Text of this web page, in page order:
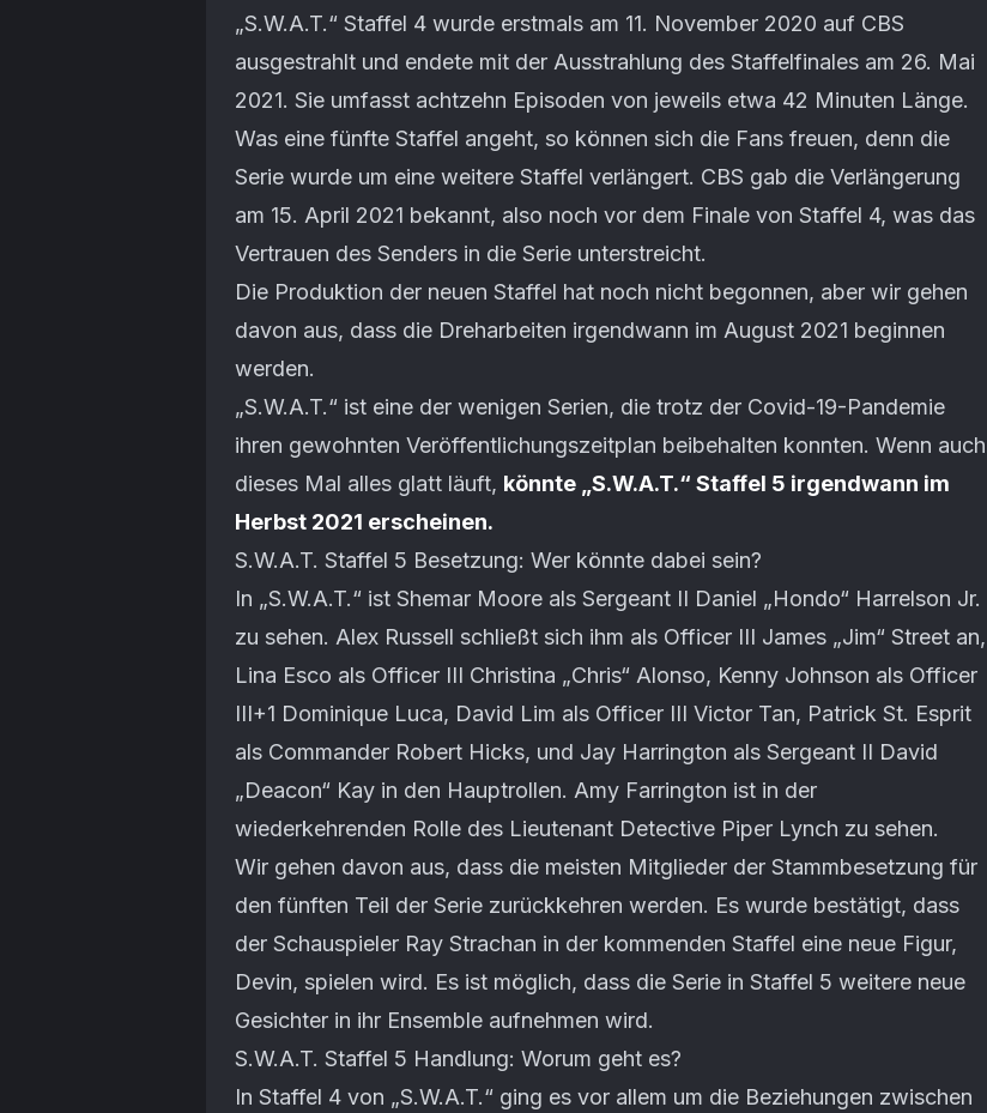
„S.W.A.T.“ Staffel 4 wurde erstmals am 11. November 2020 auf CBS
ausgestrahlt und endete mit der Ausstrahlung des Staffelfinales am 26. Mai
2021. Sie umfasst achtzehn Episoden von jeweils etwa 42 Minuten Länge.
Was eine fünfte Staffel angeht, so können sich die Fans freuen, denn die
Serie wurde um eine weitere Staffel verlängert. CBS gab die Verlängerung
am 15. April 2021 bekannt, also noch vor dem Finale von Staffel 4, was das
Vertrauen des Senders in die Serie unterstreicht.
Die Produktion der neuen Staffel hat noch nicht begonnen, aber wir gehen
davon aus, dass die Dreharbeiten irgendwann im August 2021 beginnen
werden.
„S.W.A.T.“ ist eine der wenigen Serien, die trotz der Covid-19-Pandemie
ihren gewohnten Veröffentlichungszeitplan beibehalten konnten. Wenn auch
dieses Mal alles glatt läuft, könnte „S.W.A.T.“ Staffel 5 irgendwann im
Herbst 2021 erscheinen.
S.W.A.T. Staffel 5 Besetzung: Wer könnte dabei sein?
In „S.W.A.T.“ ist Shemar Moore als Sergeant II Daniel „Hondo“ Harrelson Jr.
zu sehen. Alex Russell schließt sich ihm als Officer III James „Jim“ Street an,
Lina Esco als Officer III Christina „Chris“ Alonso, Kenny Johnson als Officer
III+1 Dominique Luca, David Lim als Officer III Victor Tan, Patrick St. Esprit
als Commander Robert Hicks, und Jay Harrington als Sergeant II David
„Deacon“ Kay in den Hauptrollen. Amy Farrington ist in der
wiederkehrenden Rolle des Lieutenant Detective Piper Lynch zu sehen.
Wir gehen davon aus, dass die meisten Mitglieder der Stammbesetzung für
den fünften Teil der Serie zurückkehren werden. Es wurde bestätigt, dass
der Schauspieler Ray Strachan in der kommenden Staffel eine neue Figur,
Devin, spielen wird. Es ist möglich, dass die Serie in Staffel 5 weitere neue
Gesichter in ihr Ensemble aufnehmen wird.
S.W.A.T. Staffel 5 Handlung: Worum geht es?
In Staffel 4 von „S.W.A.T.“ ging es vor allem um die Beziehungen zwischen